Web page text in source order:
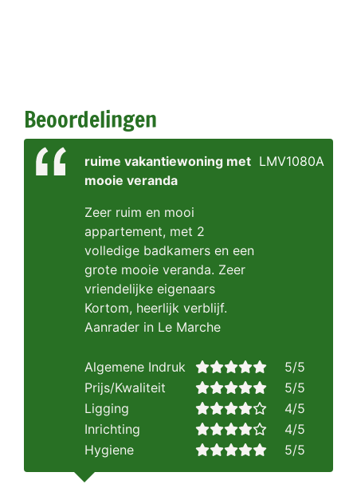
Beoordelingen
ruime vakantiewoning met
mooie veranda
Zeer ruim en mooi
appartement, met 2
volledige badkamers en een
grote mooie veranda. Zeer
vriendelijke eigenaars
Kortom, heerlijk verblijf.
Aanrader in Le Marche
LMV1080A
Algemene Indruk
5/5
Prijs/Kwaliteit
5/5
Ligging
4/5
Inrichting
4/5
Hygiene
5/5